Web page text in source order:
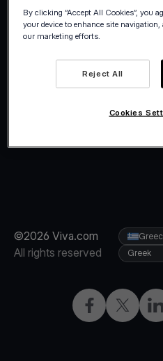
©2026 Viva.com
All rights reserved
Facebook
X
Greek
By clicking “Accept All Cookies”, you
your device to enhance site
our marketing efforts.
Reject All
Cookies